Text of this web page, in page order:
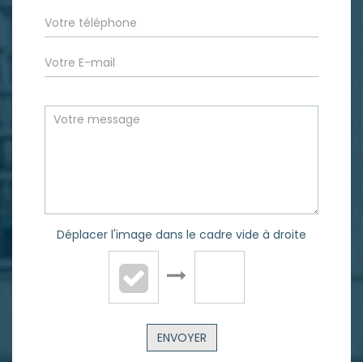
Déplacer l'image dans le cadre vide à droite
ENVOYER